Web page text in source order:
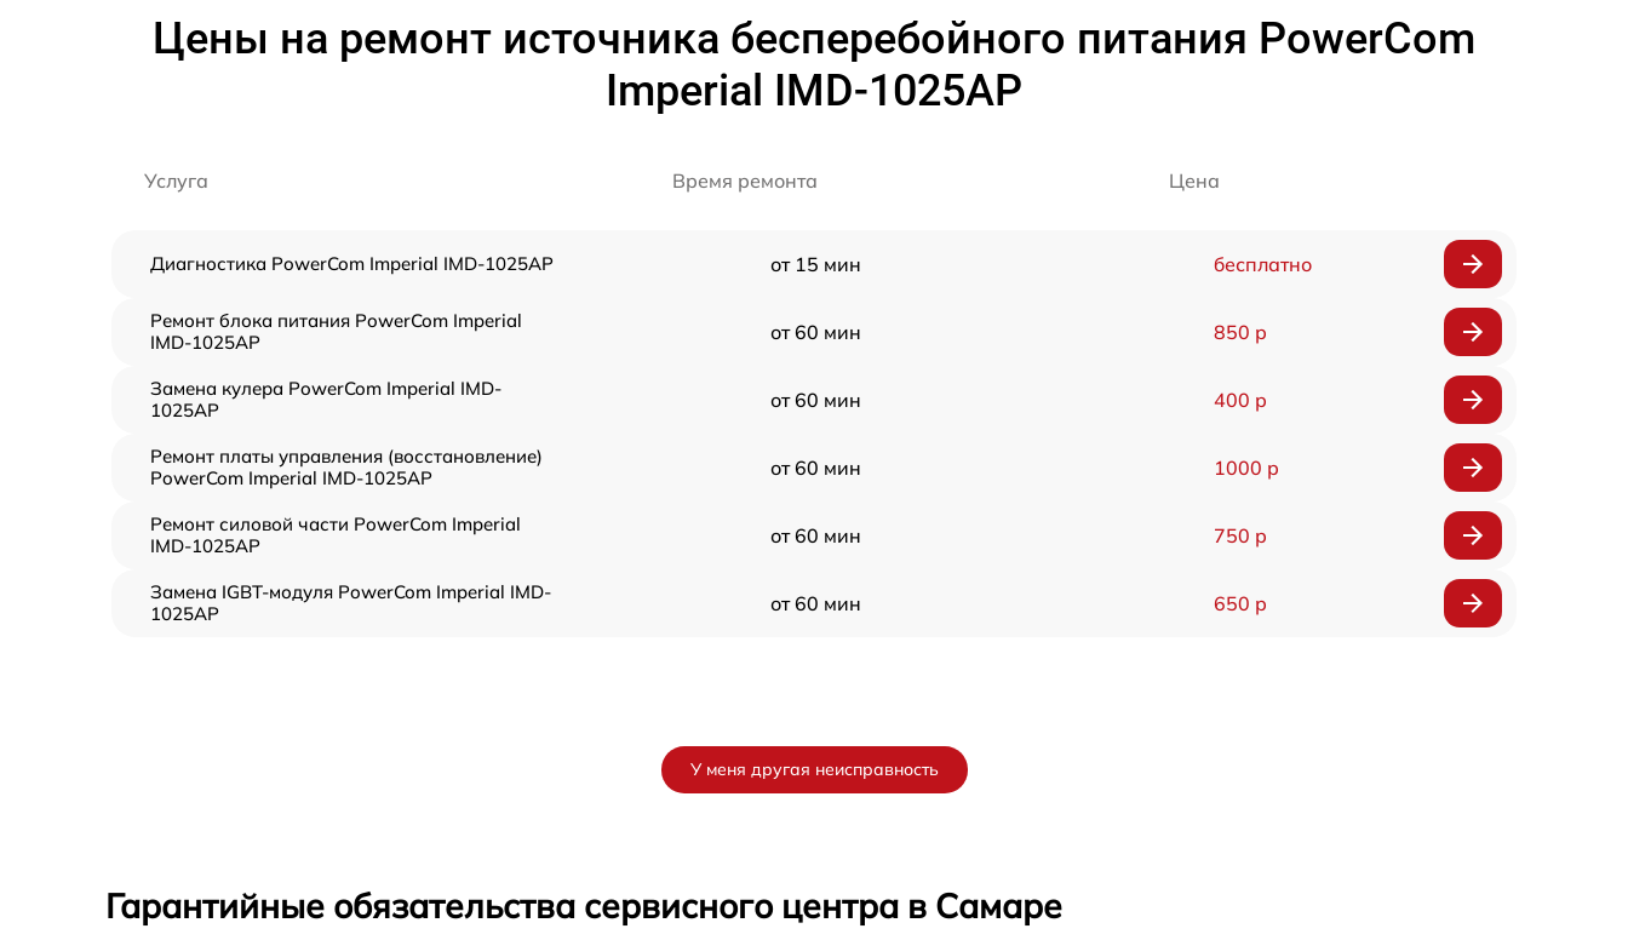
Цены на ремонт источника бесперебойного питания PowerCom
Imperial IMD-1025AP
Услуга Время ремонта Цена
Диагностика PowerCom Imperial IMD-1025AP от 15 мин бесплатно
Ремонт блока питания PowerCom Imperial
IMD-1025AP
от 60 мин 850 р
Замена кулера PowerCom Imperial IMD-
1025AP
от 60 мин 400 р
Ремонт платы управления (восстановление)
PowerCom Imperial IMD-1025AP
от 60 мин 1000 р
Ремонт силовой части PowerCom Imperial
IMD-1025AP
от 60 мин 750 р
Замена IGBT-модуля PowerCom Imperial IMD-
1025AP
от 60 мин 650 р
У меня другая неисправность
Гарантийные обязательства сервисного центра в Самаре